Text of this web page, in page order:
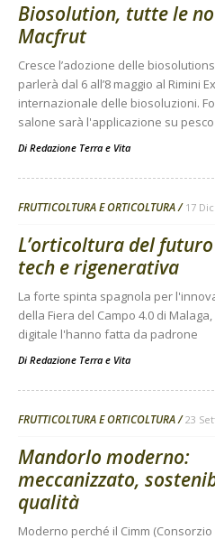
Biosolution, tutte le
Macfrut
Cresce l’adozione delle
parlerà dal 6 all’8 maggio al Rimini
internazionale delle biosoluzioni.
salone sarà l'applicazione su pesco
Di Redazione Terra e Vita
FRUTTICOLTURA E ORTICOLTURA 17
L’orticoltura del
tech e rigenerativa
La forte spinta spagnola per
della Fiera del Campo 4.0 di
digitale l'hanno fatta da padrone
Di Redazione Terra e Vita
FRUTTICOLTURA E ORTICOLTURA 23
Mandorlo moderno:
meccanizzato,
qualità
Moderno perché il Cimm